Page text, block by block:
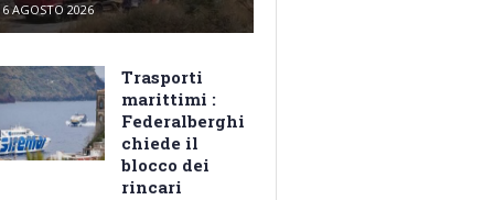
6 AGOSTO 2026
Trasporti
marittimi :
Federalberghi
chiede il
blocco dei
rincari